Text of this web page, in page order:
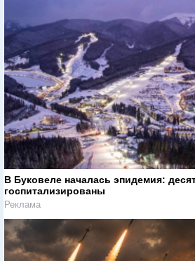
В Буковеле началась эпидемия:
госпитализированы
Реклама